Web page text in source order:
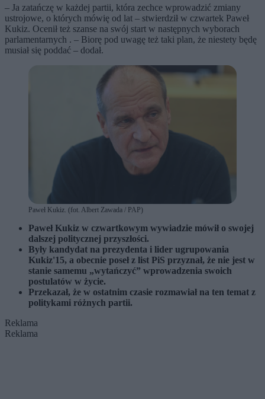
– Ja zatańczę w każdej partii, która zechce wprowadzić zmiany
ustrojowe, o których mówię od lat – stwierdził w czwartek Paweł
Kukiz. Ocenił też szanse na swój start w następnych wyborach
parlamentarnych . – Biorę pod uwagę też taki plan, że niestety będę
musiał się poddać – dodał.
Paweł Kukiz. (fot. Albert Zawada / PAP)
Paweł Kukiz w czwartkowym wywiadzie mówił o swojej
dalszej politycznej przyszłości.
Były kandydat na prezydenta i lider ugrupowania
Kukiz'15, a obecnie poseł z list PiS przyznał, że nie jest w
stanie samemu „wytańczyć” wprowadzenia swoich
postulatów w życie.
Przekazał, że w ostatnim czasie rozmawiał na ten temat z
politykami różnych partii.
Reklama
Reklama